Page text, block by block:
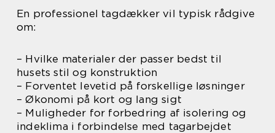
En professionel tagdækker vil typisk rådgive
om:
– Hvilke materialer der passer bedst til
husets stil og konstruktion
– Forventet levetid på forskellige løsninger
– Økonomi på kort og lang sigt
– Muligheder for forbedring af isolering og
indeklima i forbindelse med tagarbejdet